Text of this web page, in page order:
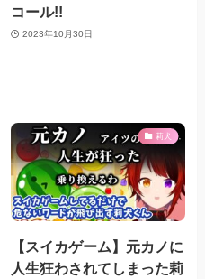
コール!!
2023年10月30日
莉犬
【スイカゲーム】元カノに
人生狂わされてしまった莉